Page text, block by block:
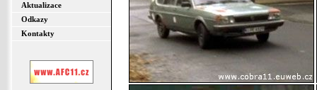
Aktualizace
Odkazy
Kontakty